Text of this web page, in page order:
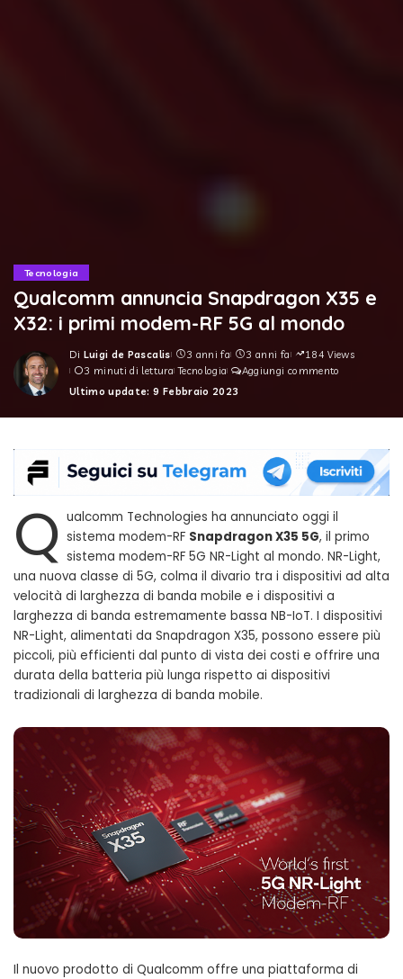
Tecnologia
Qualcomm annuncia Snapdragon X35 e
X32: i primi modem-RF 5G al mondo
Posted
by
Di Luigi de Pascalis 3 anni fa 3 anni fa
184 Views
3 minuti di lettura Tecnologia
Aggiungi commento
Ultimo update: 9 Febbraio 2023
Q ualcomm Technologies ha annunciato oggi il
sistema modem-RF Snapdragon X35 5G, il primo
sistema modem-RF 5G NR-Light al mondo. NR-Light,
una nuova classe di 5G, colma il divario tra i dispositivi ad alta
velocità di larghezza di banda mobile e i dispositivi a
larghezza di banda estremamente bassa NB-IoT. I dispositivi
NR-Light, alimentati da Snapdragon X35, possono essere più
piccoli, più efficienti dal punto di vista dei costi e offrire una
durata della batteria più lunga rispetto ai dispositivi
tradizionali di larghezza di banda mobile.
Il nuovo prodotto di Qualcomm offre una piattaforma di